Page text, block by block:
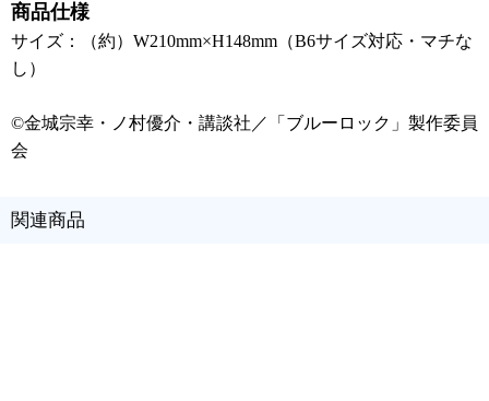
商品仕様
サイズ：（約）W210mm×H148mm（B6サイズ対応・マチな
し）
©金城宗幸・ノ村優介・講談社／「ブルーロック」製作委員
会
関連商品